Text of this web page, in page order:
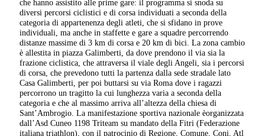
che hanno assistito alle prime gare: il programma si snoda su
diversi percorsi ciclistici e di corsa individuati a seconda della
categoria di appartenenza degli atleti, che si sfidano in prove
individuali, ma anche in staffette e gare a squadre percorrendo
distanze massime di 3 km di corsa e 20 km di bici. La zona cambio
è allestita in piazza Galimberti, da dove prendono il via sia la
frazione ciclistica, che attraversa il viale degli Angeli, sia i percorsi
di corsa, che prevedono tutti la partenza dalla sede stradale lato
Casa Galimberti, per poi buttarsi su via Roma dove i ragazzi
percorrono un tragitto la cui lunghezza varia a seconda della
categoria e che al massimo arriva all’altezza della chiesa di
Sant’Ambrogio. La manifestazione sportiva nazionale èorganizzata
dall’Asd Cuneo 1198 Triteam su mandato della Fitri (Federazione
italiana triathlon), con il patrocinio di Regione, Comune, Coni, Atl